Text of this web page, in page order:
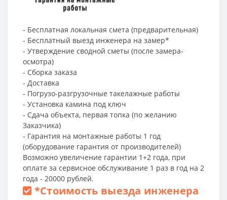
- Бесплатная локальная смета (предварительная)
- Бесплатный выезд инженера на замер*
- Утверждение сводной сметы (после замера-
осмотра)
- Сборка заказа
- Доставка
- Погрузо-разгрузочные такелажные работы
- Установка камина под ключ
- Сдача объекта, первая топка (по желанию
Заказчика)
- Гарантия на монтажные работы 1 год
(оборудование гарантия от производителей)
Возможно увеличение гарантии 1+2 года, при
оплате за сервисное обслуживание 1 раз в год на 2
года - 20000 рублей.
*Стоимость выезда инженера